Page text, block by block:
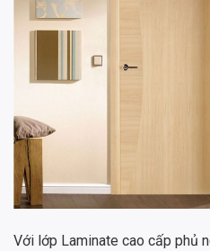
Với lớp Laminate cao cấp phủ